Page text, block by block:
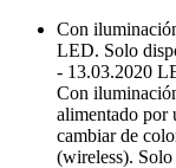
Con
LED. Solo
- 13.03.2020
Con
alimentado por
cambiar de
(wireless).